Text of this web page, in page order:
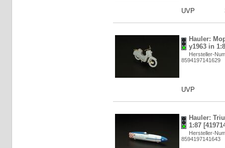
UVP
Hauler:
y1963 in
Hersteller-
8594197141629
UVP
Hauler:
1:87
Hersteller-
8594197141643